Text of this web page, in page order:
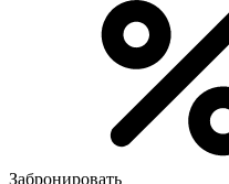
Забронировать